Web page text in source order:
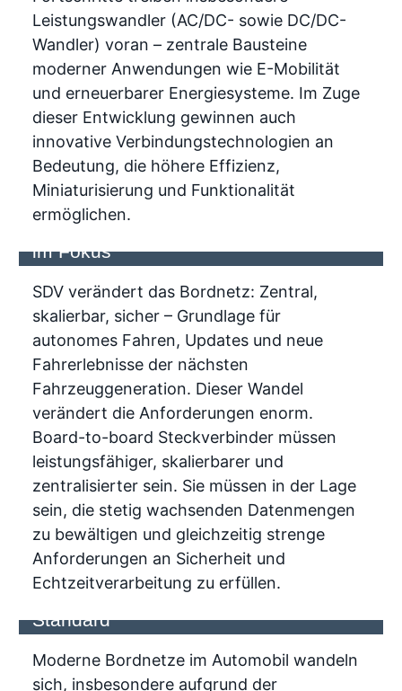
Leistungswandler (AC/DC- sowie DC/DC-
Wandler) voran – zentrale Bausteine
moderner Anwendungen wie E-Mobilität
und erneuerbarer Energiesysteme. Im Zuge
dieser Entwicklung gewinnen auch
innovative Verbindungstechnologien an
Bedeutung, die höhere Effizienz,
Miniaturisierung und Funktionalität
ermöglichen.
im Fokus
SDV verändert das Bordnetz: Zentral,
skalierbar, sicher – Grundlage für
autonomes Fahren, Updates und neue
Fahrerlebnisse der nächsten
Fahrzeuggeneration. Dieser Wandel
verändert die Anforderungen enorm.
Board-to-board Steckverbinder müssen
leistungsfähiger, skalierbarer und
zentralisierter sein. Sie müssen in der Lage
sein, die stetig wachsenden Datenmengen
zu bewältigen und gleichzeitig strenge
Anforderungen an Sicherheit und
Echtzeitverarbeitung zu erfüllen.
Standard
Moderne Bordnetze im Automobil wandeln
sich, insbesondere aufgrund der